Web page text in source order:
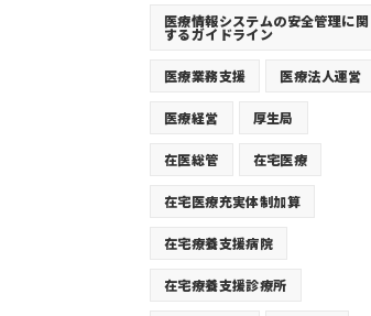
医療情報システムの安全管理に関
するガイドライン
医療業務支援 医療法人運営
医療経営 厚生局
在医総管 在宅医療
在宅医療充実体制加算
在宅療養支援病院
在宅療養支援診療所